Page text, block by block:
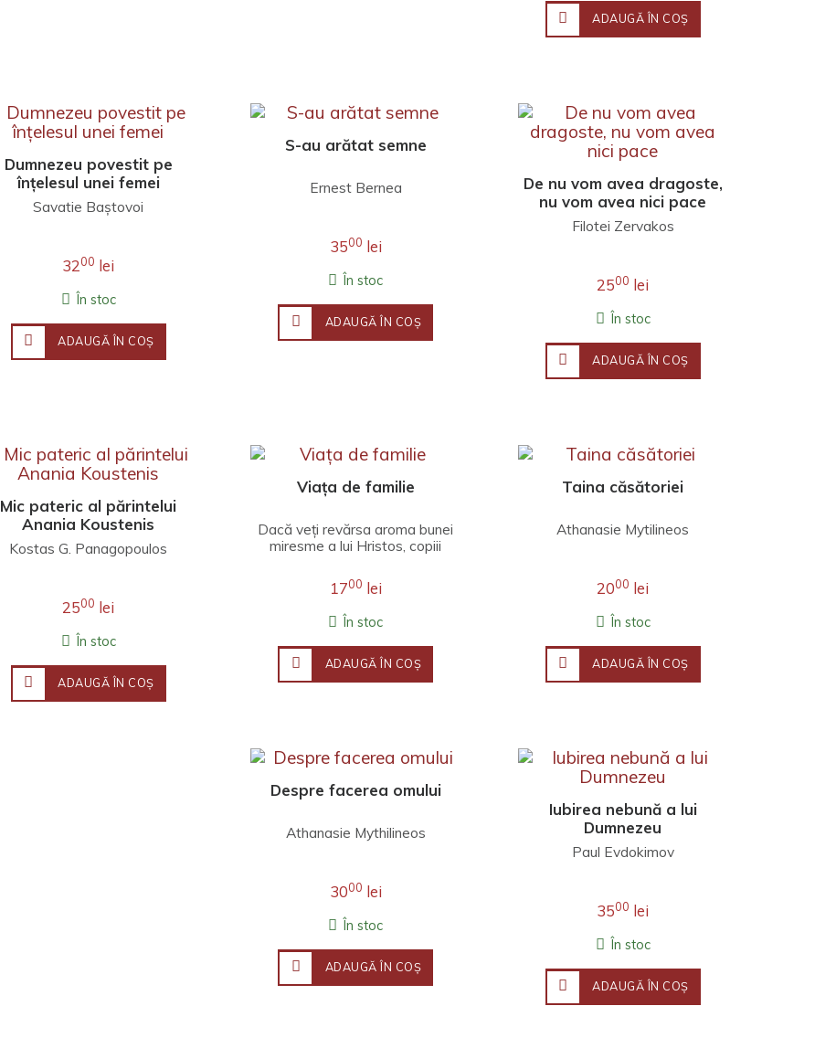
ADAUGĂ ÎN COŞ
Dumnezeu povestit pe
înțelesul unei femei
Savatie Baștovoi
3200 lei
În stoc
ADAUGĂ ÎN COŞ
S-au arătat semne
Ernest Bernea
3500 lei
În stoc
ADAUGĂ ÎN COŞ
De nu vom avea dragoste,
nu vom avea nici pace
Filotei Zervakos
2500 lei
În stoc
ADAUGĂ ÎN COŞ
Mic pateric al părintelui
Anania Koustenis
Kostas G. Panagopoulos
2500 lei
În stoc
ADAUGĂ ÎN COŞ
Viața de familie
Dacă veţi revărsa aroma bunei
miresme a lui Hristos, co­piii
înaintea ..
1700 lei
În stoc
ADAUGĂ ÎN COŞ
Taina căsătoriei
Athanasie Mytilineos
2000 lei
În stoc
ADAUGĂ ÎN COŞ
Despre facerea omului
Athanasie Mythilineos
3000 lei
În stoc
ADAUGĂ ÎN COŞ
Iubirea nebună a lui
Dumnezeu
Paul Evdokimov
3500 lei
În stoc
ADAUGĂ ÎN COŞ